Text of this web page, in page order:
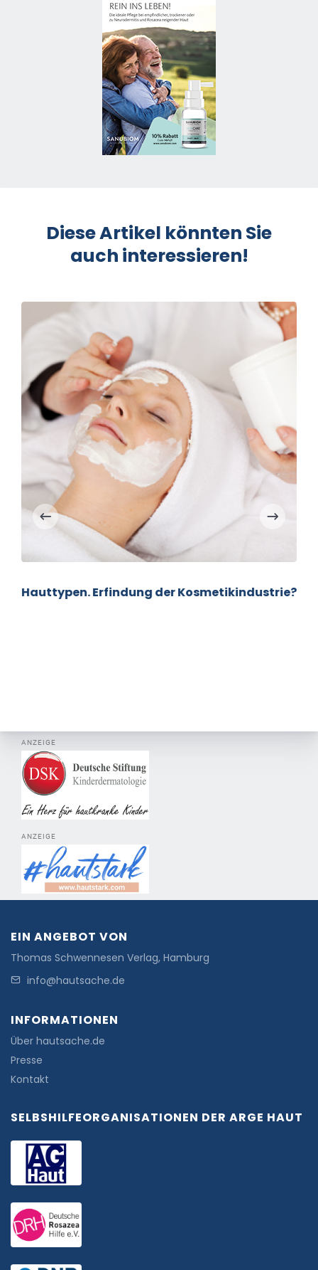
Diese Artikel könnten Sie
auch interessieren!
Hauttypen. Erfindung der Kosmetikindustrie?
ANZEIGE
ANZEIGE
EIN ANGEBOT VON
Thomas Schwennesen Verlag, Hamburg
info@hautsache.de
INFORMATIONEN
Über hautsache.de
Presse
Kontakt
SELBSHILFEORGANISATIONEN DER ARGE HAUT